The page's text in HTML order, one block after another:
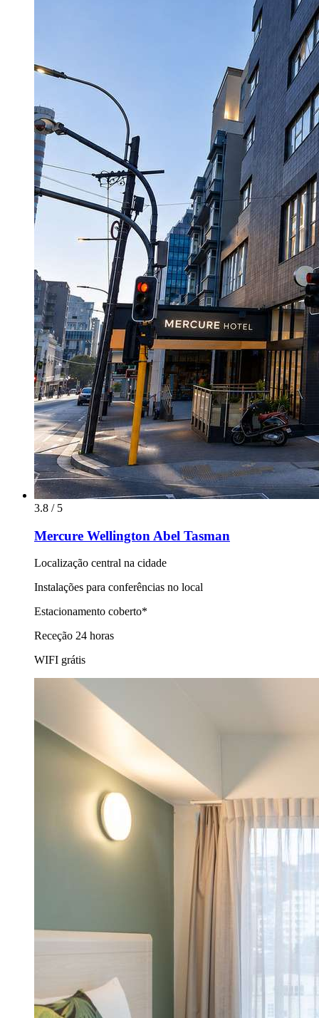
3.8 / 5
Mercure Wellington Abel Tasman
Localização central na cidade
Instalações para conferências no local
Estacionamento coberto*
Receção 24 horas
WIFI grátis